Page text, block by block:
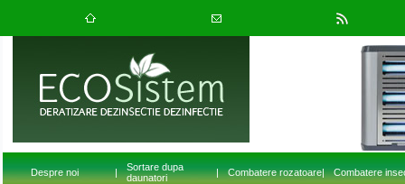
Despre noi |
Sortare dupa
daunatori
| Combatere rozatoare| Combatere